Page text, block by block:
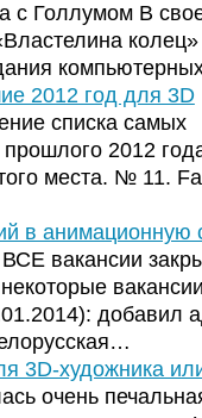
с Голлумом В
колец»
2012 год для 3D
списка самых
2012
места. № 11.
в анимационную
вакансии
добавил
3D-художника
очень